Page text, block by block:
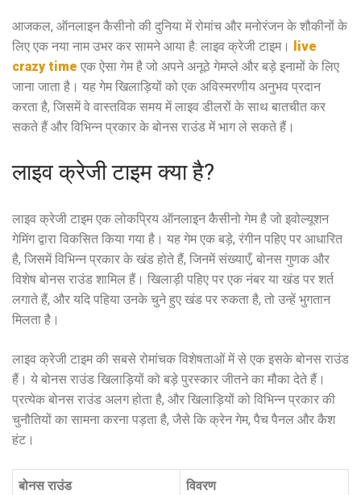
आजकल, ऑनलाइन कैसीनो की दुनिया में रोमांच और मनोरंजन के शौकीनों के
लिए एक नया नाम उभर कर सामने आया है: लाइव क्रेजी टाइम।
live
crazy time एक ऐसा गेम है जो अपने अनूठे गेमप्ले और बड़े इनामों के लिए
जाना जाता है। यह गेम खिलाड़ियों को एक अविस्मरणीय अनुभव प्रदान
करता है, जिसमें वे वास्तविक समय में लाइव डीलरों के साथ बातचीत कर
सकते हैं और विभिन्न प्रकार के बोनस राउंड में भाग ले सकते हैं।
लाइव क्रेजी टाइम क्या है?
लाइव क्रेजी टाइम एक लोकप्रिय ऑनलाइन कैसीनो गेम है जो इवोल्यूशन
गेमिंग द्वारा विकसित किया गया है। यह गेम एक बड़े, रंगीन पहिए पर आधारित
है, जिसमें विभिन्न प्रकार के खंड होते हैं, जिनमें संख्याएँ, बोनस गुणक और
विशेष बोनस राउंड शामिल हैं। खिलाड़ी पहिए पर एक नंबर या खंड पर शर्त
लगाते हैं, और यदि पहिया उनके चुने हुए खंड पर रुकता है, तो उन्हें भुगतान
मिलता है।
लाइव क्रेजी टाइम की सबसे रोमांचक विशेषताओं में से एक इसके बोनस राउंड
हैं। ये बोनस राउंड खिलाड़ियों को बड़े पुरस्कार जीतने का मौका देते हैं।
प्रत्येक बोनस राउंड अलग होता है, और खिलाड़ियों को विभिन्न प्रकार की
चुनौतियों का सामना करना पड़ता है, जैसे कि क्रेन गेम, पैच पैनल और कैश
हंट।
बोनस राउंड विवरण